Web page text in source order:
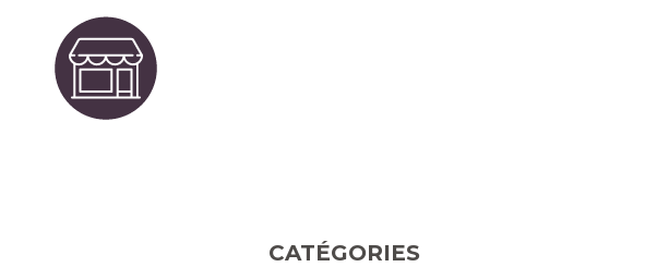
CATÉGORIES